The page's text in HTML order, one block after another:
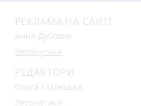
РЕКЛАМА НА САЙТІ
Анна Дубовик
Звернутися
РЕДАКТОРИ
Ольга Сідлецька
Звернутися